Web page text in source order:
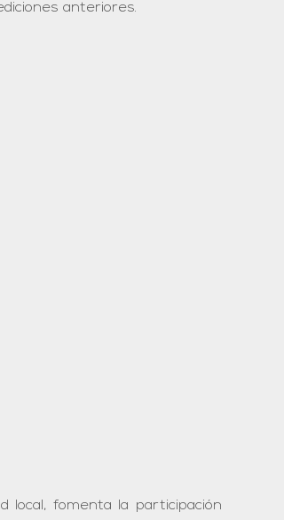
anteriores.
fomenta la participación